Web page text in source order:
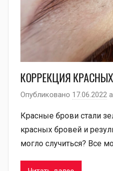
КОРРЕКЦИЯ
Опубликовано 17.06.2022
Красные брови стали
красных бровей и
могло случиться? Все